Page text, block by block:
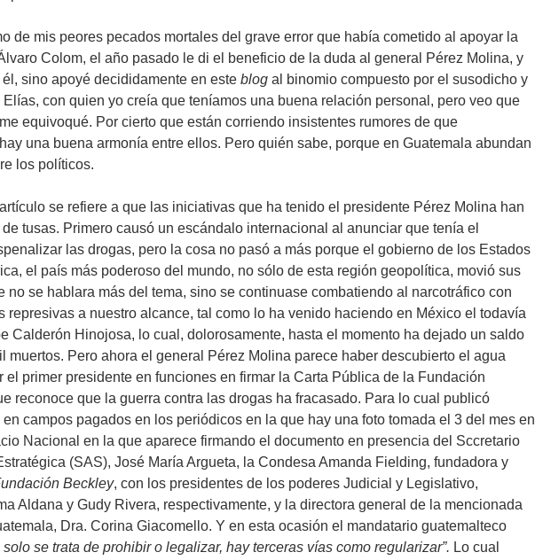
de mis peores pecados mortales del grave error que había cometido al apoyar la
Colom, el año pasado le di el beneficio de la duda al general Pérez Molina, y
sino apoyé decididamente en este blog al binomio compuesto por el susodicho y
con quien yo creía que teníamos una buena relación personal, pero veo que
equivoqué. Por cierto que están corriendo insistentes rumores de que
una buena armonía entre ellos. Pero quién sabe, porque en Guatemala abundan
los políticos.
se refiere a que las iniciativas que ha tenido el presidente Pérez Molina han
tusas. Primero causó un escándalo internacional al anunciar que tenía el
las drogas, pero la cosa no pasó a más porque el gobierno de los Estados
el país más poderoso del mundo, no sólo de esta región geopolítica, movió sus
no se hablara más del tema, sino se continuase combatiendo al narcotráfico con
represivas a nuestro alcance, tal como lo ha venido haciendo en México el todavía
Calderón Hinojosa, lo cual, dolorosamente, hasta el momento ha dejado un saldo
muertos. Pero ahora el general Pérez Molina parece haber descubierto el agua
el primer presidente en funciones en firmar la Carta Pública de la Fundación
reconoce que la guerra contra las drogas ha fracasado. Para lo cual publicó
campos pagados en los periódicos en la que hay una foto tomada el 3 del mes en
Nacional en la que aparece firmando el documento en presencia del Sccretario
(SAS), José María Argueta, la Condesa Amanda Fielding, fundadora y
Beckley, con los presidentes de los poderes Judicial y Legislativo,
Aldana y Gudy Rivera, respectivamente, y la directora general de la mencionada
Dra. Corina Giacomello. Y en esta ocasión el mandatario guatemalteco
solo se trata de prohibir o legalizar, hay terceras vías como regularizar”. Lo cual